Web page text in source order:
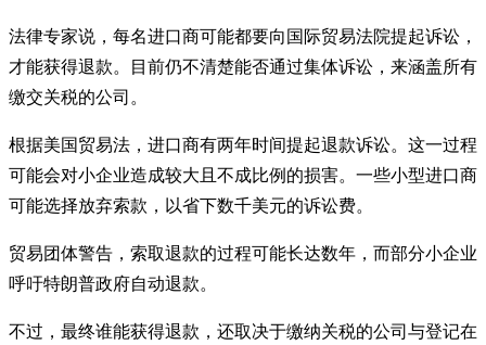
法律专家说，每名进口商可能都要向国际贸易法院提起诉讼，
才能获得退款。目前仍不清楚能否通过集体诉讼，来涵盖所有
缴交关税的公司。
根据美国贸易法，进口商有两年时间提起退款诉讼。这一过程
可能会对小企业造成较大且不成比例的损害。一些小型进口商
可能选择放弃索款，以省下数千美元的诉讼费。
贸易团体警告，索取退款的过程可能长达数年，而部分小企业
呼吁特朗普政府自动退款。
不过，最终谁能获得退款，还取决于缴纳关税的公司与登记在